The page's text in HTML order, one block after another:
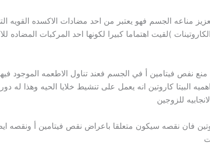
مناعه الجسم فهو يعتبر من احد مضادات الاكسده
)لقيت اهتماما كبيرا لكونها احد المركبات المضاده
نفص فيتامين أ في الجسم فعند تناول الاطعمه الموجود فيها
البيتا كاروتين انه يعمل على تنشيط خلايا الحيه وهذا له
للزوجين
فان نقصه سيكون متعلقا باعراض نقص فيتامين أ